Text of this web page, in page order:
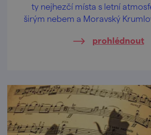
ty nejhezčí místa s letní
širým nebem a Moravský
prohlédnout